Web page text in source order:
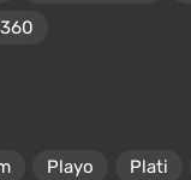
Playo Plati